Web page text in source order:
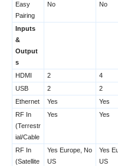
Easy
Pairing
No No
Inputs
&
Output
s
HDMI
2 4
USB
2 2
Ethernet
Yes Yes
RF In
(Terrestr
ial/Cable
Yes Yes
RF In
(Satellite
Yes Europe, No
US
Yes
US